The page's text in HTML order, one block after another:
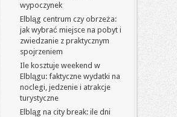
wypoczynek
Elbląg centrum czy obrzeża:
jak wybrać miejsce na pobyt i
zwiedzanie z praktycznym
spojrzeniem
Ile kosztuje weekend w
Elblągu: faktyczne wydatki na
noclegi, jedzenie i atrakcje
turystyczne
Elbląg na city break: ile dni